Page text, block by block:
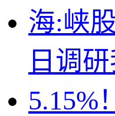
海:峡
日调
5.15%